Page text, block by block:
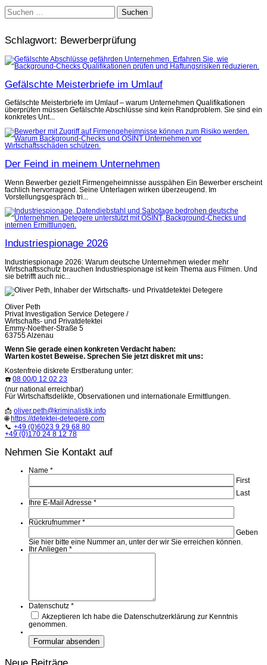
Suchen
nach:
Schlagwort: Bewerberprüfung
Gefälschte Meisterbriefe im Umlauf
Gefälschte Meisterbriefe im Umlauf – warum Unternehmen Qualifikationen
überprüfen müssen Gefälschte Abschlüsse sind kein Randproblem. Sie sind ein
konkretes Unt...
Der Feind in meinem Unternehmen
Wenn Bewerber gezielt Firmengeheimnisse ausspähen Ein Bewerber erscheint
fachlich hervorragend. Seine Unterlagen wirken überzeugend. Im
Vorstellungsgespräch tri...
Industriespionage 2026
Industriespionage 2026: Warum deutsche Unternehmen wieder mehr
Wirtschaftsschutz brauchen Industriespionage ist kein Thema aus Filmen. Und
sie betrifft auch nic...
Oliver Peth
Privat Investigation Service Detegere /
Wirtschafts- und Privatdetektei
Emmy-Noether-Straße 5
63755 Alzenau
Wenn Sie gerade einen konkreten Verdacht haben:
Warten kostet Beweise. Sprechen Sie jetzt diskret mit uns:
Kostenfreie diskrete Erstberatung unter:
☎️ 08 00/0 12 02 23
(nur national erreichbar)
Für Wirtschaftsdelikte, Observationen und internationale Ermittlungen.
📩 oliver.peth@kriminalistik.info
🌐 https://detektei-detegere.com
📞 +49 (0)6023 9 29 68 80
+49 (0)170 24 8 12 78
Nehmen Sie Kontakt auf
Name *
First
Last
Ihre E-Mail Adresse *
Rückrufnummer *
Geben
Sie hier bitte eine Nummer an, unter der wir Sie erreichen können.
Ihr Anliegen *
Datenschutz *
Akzeptieren Ich habe die Datenschutzerklärung zur Kenntnis
genommen.
Neue Beiträge